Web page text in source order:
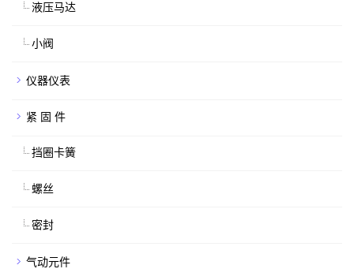
液压马达
小阀
仪器仪表
紧 固 件
挡圈卡簧
螺丝
密封
气动元件